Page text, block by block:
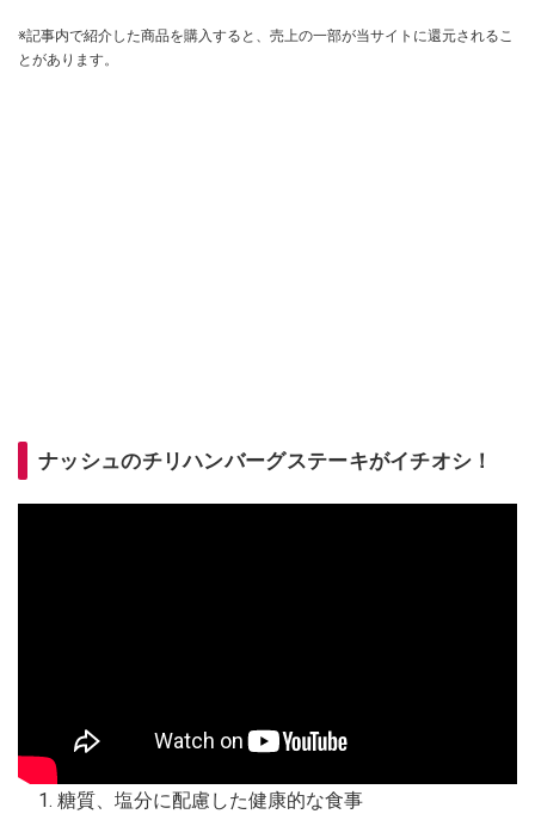
※記事内で紹介した商品を購入すると、売上の一部が当サイトに還元されるこ
とがあります。
ナッシュのチリハンバーグステーキがイチオシ！
糖質、塩分に配慮した健康的な食事